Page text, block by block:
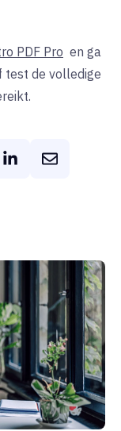
PDF Pro en ga
test de volledige